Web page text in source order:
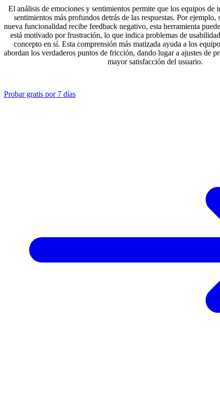
El análisis de emociones y sentimientos permite que los equipos de
sentimientos más profundos detrás de las respuestas. Por ejemplo,
nueva funcionalidad recibe feedback negativo, esta herramienta
está motivado por frustración, lo que indica problemas de
concepto en sí. Esta comprensión más matizada ayuda a los
abordan los verdaderos puntos de fricción, dando lugar a ajustes de
mayor satisfacción del usuario.
Probar gratis por 7 días